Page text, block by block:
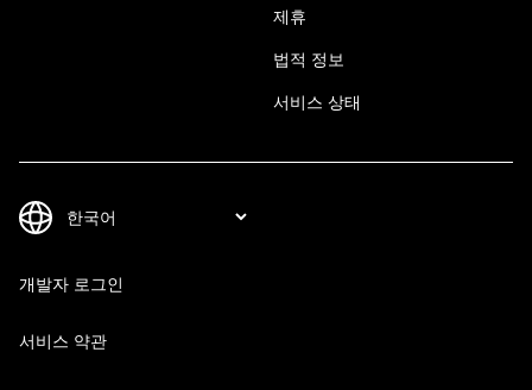
제휴
법적 정보
서비스 상태
개발자 로그인
서비스 약관